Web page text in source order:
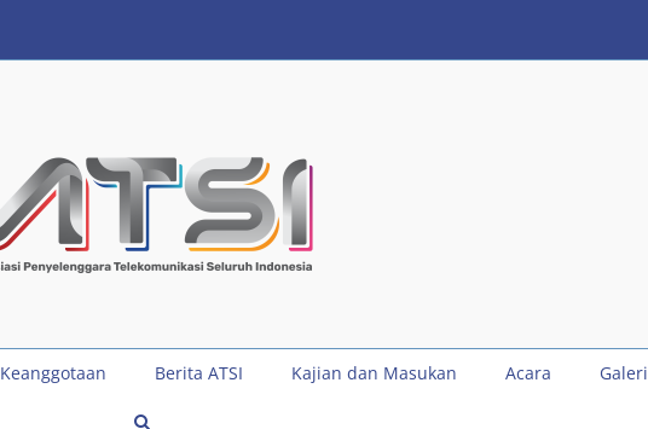
Keanggotaan Berita ATSI Kajian dan Masukan Acara Galeri